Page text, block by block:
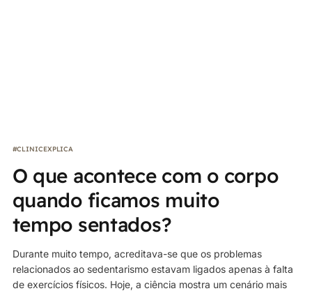
#CLINICEXPLICA
O que acontece com o corpo
quando ficamos muito
tempo sentados?
Durante muito tempo, acreditava-se que os problemas
relacionados ao sedentarismo estavam ligados apenas à falta
de exercícios físicos. Hoje, a ciência mostra um cenário mais